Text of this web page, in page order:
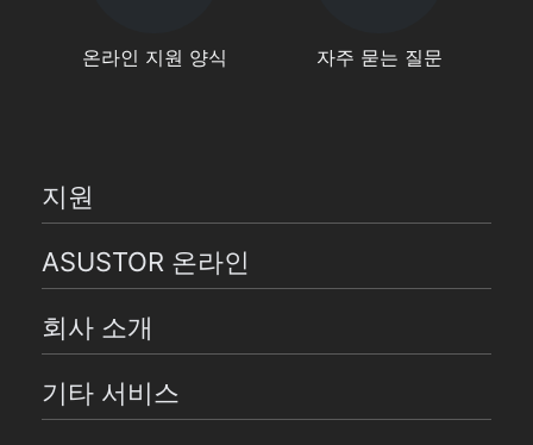
온라인 지원 양식 자주 묻는 질문
지원
ASUSTOR 온라인
회사 소개
기타 서비스